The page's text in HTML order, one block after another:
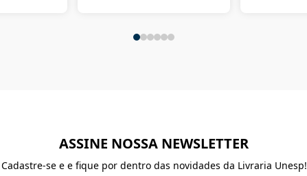
ASSINE NOSSA NEWSLETTER
Cadastre-se e e fique por dentro das novidades da Livraria Unesp!